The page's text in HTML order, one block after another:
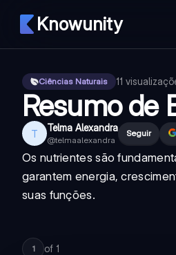
Knowunity
Ciências Naturais 11
Resumo de
T Telma Alexandra
@telmaalexandra
Seguir
Os nutrientes são
garantem energia,
suas funções.
1 of 1